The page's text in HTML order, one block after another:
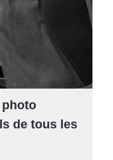
de tous les